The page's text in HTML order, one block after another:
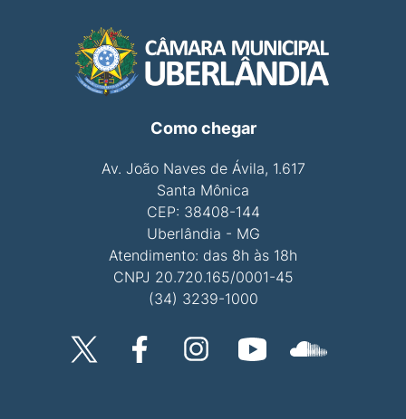
Como chegar
Av. João Naves de Ávila, 1.617
Santa Mônica
CEP: 38408-144
Uberlândia - MG
Atendimento: das 8h às 18h
CNPJ 20.720.165/0001-45
(34) 3239-1000